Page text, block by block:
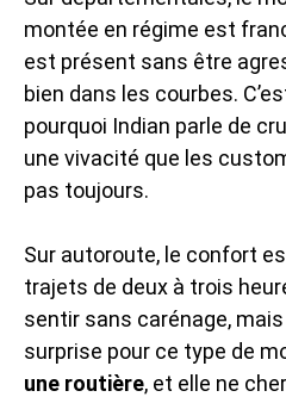
montée en régime est
est présent sans être
bien dans les courbes.
pourquoi Indian parle de
une vivacité que les
pas toujours.
Sur autoroute, le confort
trajets de deux à trois
sentir sans carénage, mais
surprise pour ce type de
une routière, et elle ne